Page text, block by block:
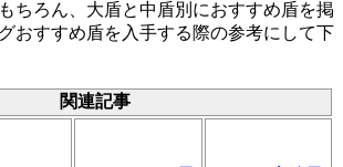
ちろん、大盾と中盾別におすすめ盾を掲
おすすめ盾を入手する際の参考にして下
関連記事